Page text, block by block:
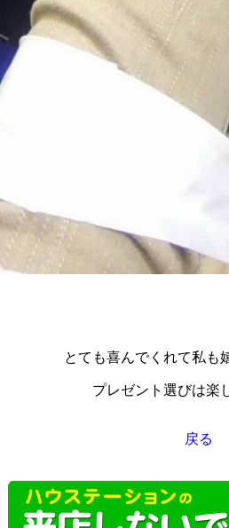
とても喜んでくれて私も
プレゼント選びは楽
戻る